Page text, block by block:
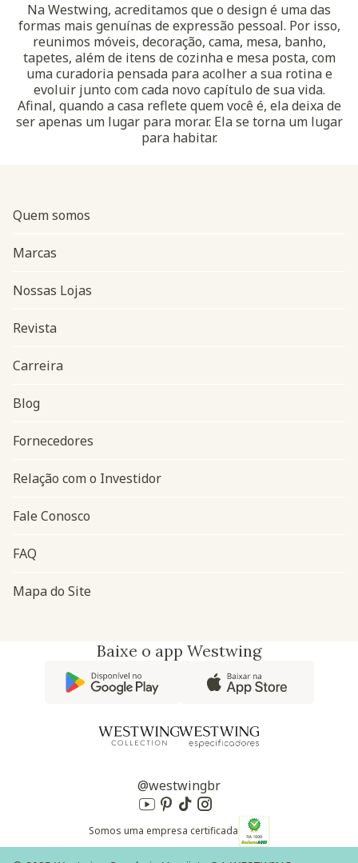
Na Westwing, acreditamos que o design é uma das
formas mais genuínas de expressão pessoal. Por isso,
reunimos móveis, decoração, cama, mesa, banho,
tapetes, além de itens de cozinha e mesa posta, com
uma curadoria pensada para acolher a sua rotina e
evoluir junto com cada novo capítulo de sua vida.
Afinal, quando a casa reflete quem você é, ela deixa de
ser apenas um lugar para morar. Ela se torna um lugar
para habitar.
Navegação do rodapé
Quem somos
Marcas
Nossas Lojas
Revista
Carreira
Blog
Fornecedores
Relação com o Investidor
Fale Conosco
FAQ
Mapa do Site
Baixe o app Westwing
@westwingbr
Somos uma empresa certificada